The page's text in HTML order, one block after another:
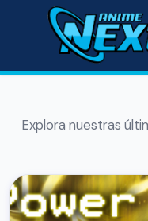
Explora nuestras